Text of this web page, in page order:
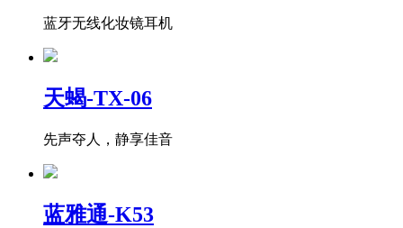
蓝牙无线化妆镜耳机
天蝎-TX-06
先声夺人，静享佳音
蓝雅通-K53